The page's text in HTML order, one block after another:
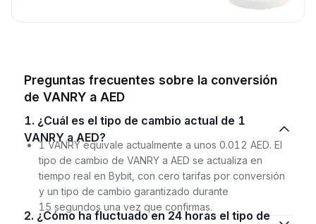
Preguntas frecuentes sobre la conversión
de VANRY a AED
1. ¿Cuál es el tipo de cambio actual de 1
VANRY a AED?
1 VANRY equivale actualmente a unos 0.012 AED. El
tipo de cambio de VANRY a AED se actualiza en
tiempo real en Bybit, con cero tarifas por conversión
y un tipo de cambio garantizado durante
15 segundos una vez que confirmas.
2. ¿Cómo ha fluctuado en 24 horas el tipo de